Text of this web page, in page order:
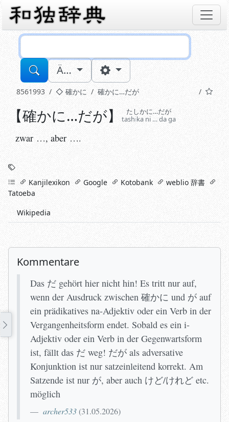
Ä…
8561993 確かに 確かに…だが
zwar …, aber ….
【確かに…だが】
たしかに…だが
tashika ni … da ga
zwar …, aber ….
Stichworte
linksKanjilexikon Google Kotobank
weblio 辞書
Tatoeba
Wikipedia
Kommentare
Das だ gehört hier nicht hin! Es tritt nur auf,
wenn der Ausdruck zwischen 確かに und が auf
ein prädikatives na-Adjektiv oder ein Verb in der
Vergangenheitsform endet. Sobald es ein i-
Adjektiv oder ein Verb in der Gegenwartsform
ist, fällt das だ weg! だが als adversative
Konjunktion ist nur satzeinleitend korrekt. Am
Satzende ist nur が, aber auch けど/けれど etc.
möglich
archer533 (31.05.2026)